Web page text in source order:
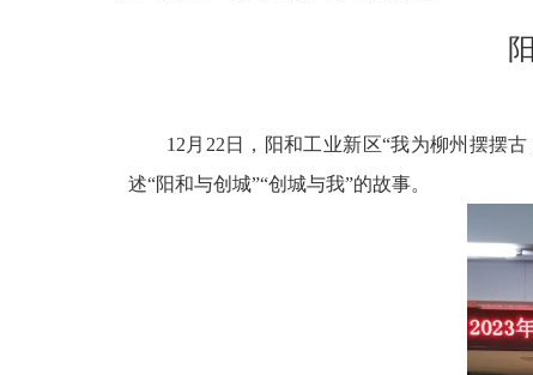
12月22日，阳和工业新区“我为柳州摆摆
述“阳和与创城”“创城与我”的故事。